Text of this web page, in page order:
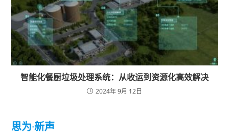
智能化餐厨垃圾处理系统：从收运到资源化高效解决
2024年 9月 12日
思为·新声